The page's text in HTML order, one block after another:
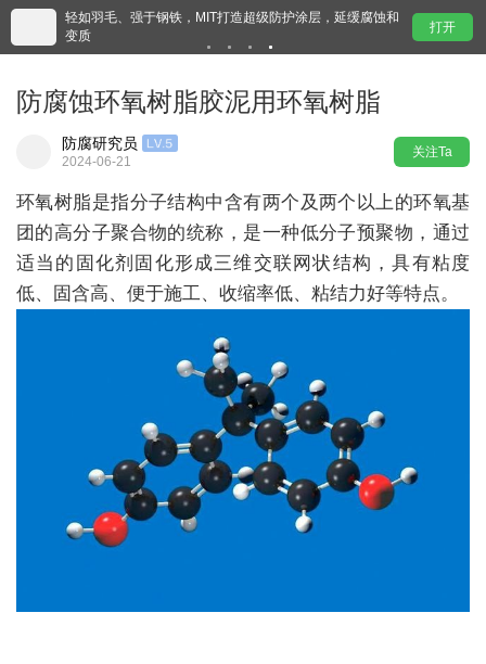
轻如羽毛、强于钢铁，MIT打造超级防护涂层，延缓腐蚀和
变质
富
动
打开
防腐蚀环氧树脂胶泥用环氧树脂
防腐研究员
2024-06-21
关注Ta
环氧树脂是指分子结构中含有两个及两个以上的环氧基
团的高分子聚合物的统称，是一种低分子预聚物，通过
适当的固化剂固化形成三维交联网状结构，具有粘度
低、固含高、便于施工、收缩率低、粘结力好等特点。